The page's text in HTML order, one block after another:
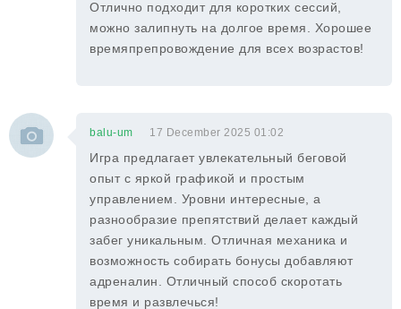
Отлично подходит для коротких сессий,
можно залипнуть на долгое время. Хорошее
времяпрепровождение для всех возрастов!
balu-um 17 December 2025 01:02
Игра предлагает увлекательный беговой
опыт с яркой графикой и простым
управлением. Уровни интересные, а
разнообразие препятствий делает каждый
забег уникальным. Отличная механика и
возможность собирать бонусы добавляют
адреналин. Отличный способ скоротать
время и развлечься!